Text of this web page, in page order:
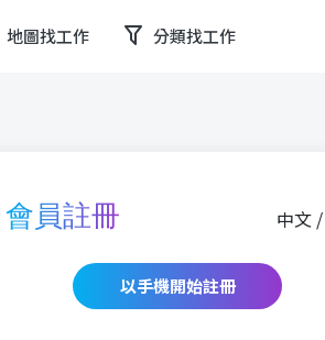
地圖找工作 分類找工作
會員註冊 中文 /
以手機開始註冊